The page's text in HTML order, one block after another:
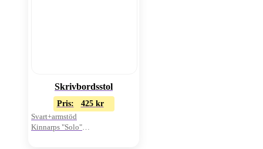
Skrivbordsstol
Pris: 425 kr
Svart+armstöd
Kinnarps "Solo"